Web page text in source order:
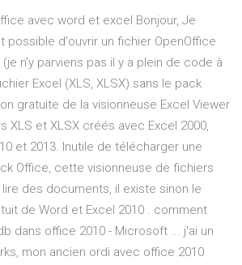
avec word et excel Bonjour, Je
possible d'ouvrir un fichier OpenOffice
n'y parviens pas il y a plein de code à
Excel (XLS, XLSX) sans le pack
gratuite de la visionneuse Excel Viewer
XLS et XLSX créés avec Excel 2000,
et 2013. Inutile de télécharger une
Office, cette visionneuse de fichiers
des documents, il existe sinon le
de Word et Excel 2010 . comment
dans office 2010 - Microsoft ... j'ai un
mon ancien ordi avec office 2010